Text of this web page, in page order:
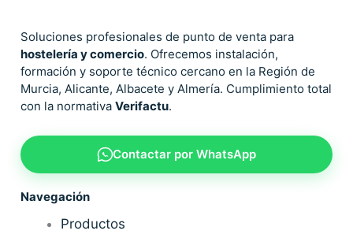
Soluciones profesionales de punto de venta para
hostelería y comercio. Ofrecemos instalación,
formación y soporte técnico cercano en la Región de
Murcia, Alicante, Albacete y Almería. Cumplimiento total
con la normativa Verifactu.
Contactar por WhatsApp
Navegación
Productos